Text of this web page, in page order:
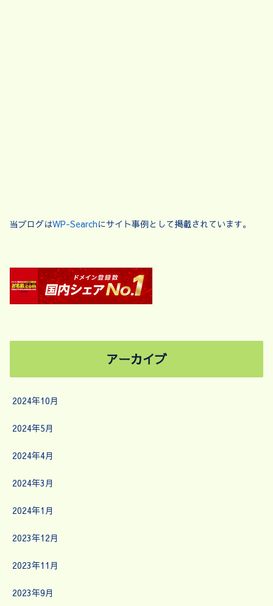
当ブログはWP-Searchにサイト事例として掲載されています。
アーカイブ
2024年10月
2024年5月
2024年4月
2024年3月
2024年1月
2023年12月
2023年11月
2023年9月